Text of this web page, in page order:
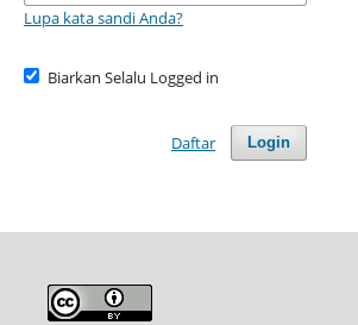
Lupa kata sandi Anda?
Biarkan Selalu Logged in
Login
Daftar